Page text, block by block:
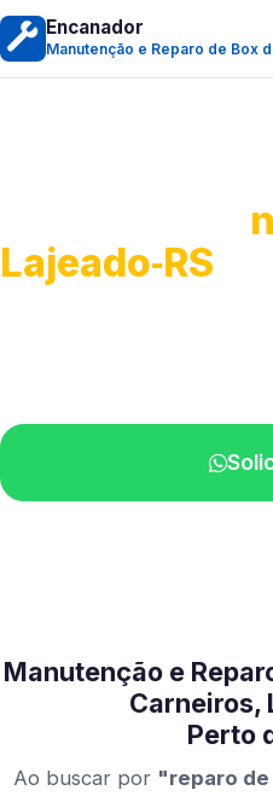
Encanador
Manutenção e Reparo de Box
Lajeado‑RS
Manutenção e
Carneiros,
Perto
Ao buscar por "reparo